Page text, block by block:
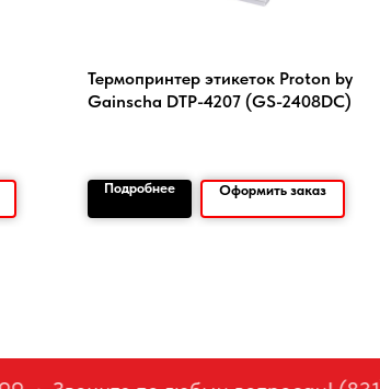
Термопринтер этикеток Proton by
Gainscha DTP-4207 (GS-2408DC)
Подробнее Оформить заказ